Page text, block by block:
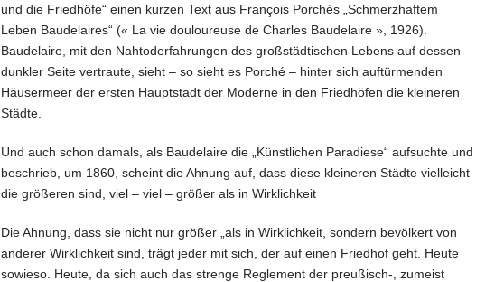
und die Friedhöfe“ einen kurzen Text aus François Porchés „Schmerzhaftem
Leben Baudelaires“ (« La vie douloureuse de Charles Baudelaire », 1926).
Baudelaire, mit den Nahtoderfahrungen des großstädtischen Lebens auf dessen
dunkler Seite vertraute, sieht – so sieht es Porché – hinter sich auftürmenden
Häusermeer der ersten Hauptstadt der Moderne in den Friedhöfen die kleineren
Städte.
Und auch schon damals, als Baudelaire die „Künstlichen Paradiese“ aufsuchte und
beschrieb, um 1860, scheint die Ahnung auf, dass diese kleineren Städte vielleicht
die größeren sind, viel – viel – größer als in Wirklichkeit
Die Ahnung, dass sie nicht nur größer „als in Wirklichkeit, sondern bevölkert von
anderer Wirklichkeit sind, trägt jeder mit sich, der auf einen Friedhof geht. Heute
sowieso. Heute, da sich auch das strenge Reglement der preußisch-, zumeist